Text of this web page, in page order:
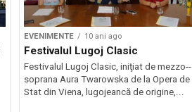
EVENIMENTE 10 ani ago
Festivalul Lugoj Clasic
Festivalul Lugoj Clasic, iniţiat de mezzo-­
so­prana Aura Twa­row­ska de la Opera de
Stat din Viena, lugojeancă de o­ri­gine,...